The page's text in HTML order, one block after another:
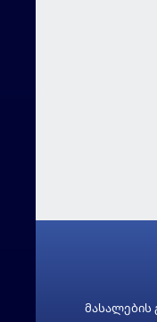
მასალების